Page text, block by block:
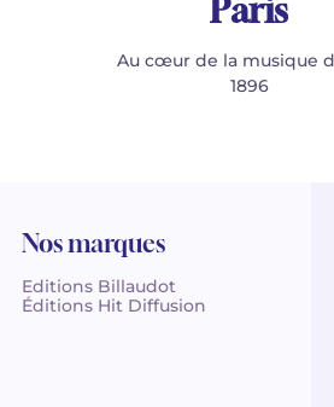
Paris
Au cœur de la musique
1896
Nos marques
Editions Billaudot
Éditions Hit Diffusion